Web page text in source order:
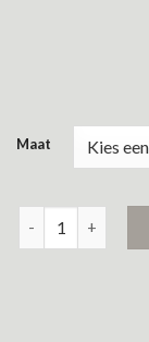
Maat